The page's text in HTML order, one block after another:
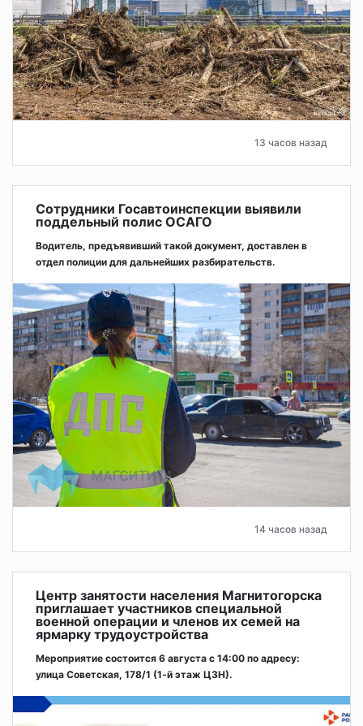
13 часов назад
Сотрудники Госавтоинспекции выявили
поддельный полис ОСАГО
Водитель, предъявивший такой документ, доставлен в
отдел полиции для дальнейших разбирательств.
14 часов назад
Центр занятости населения Магнитогорска
приглашает участников специальной
военной операции и членов их семей на
ярмарку трудоустройства
Мероприятие состоится 6 августа с 14:00 по адресу:
улица Советская, 178/1 (1‑й этаж ЦЗН).